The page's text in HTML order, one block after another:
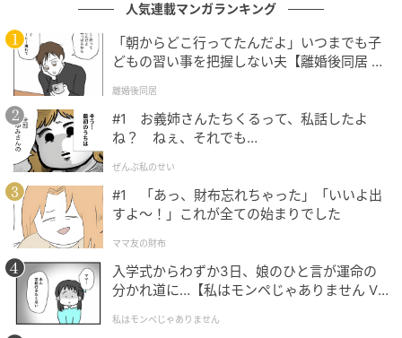
を最後まで全力で目に焼き付けたいですね。
一旦はフリーとしての活動になりますが、SNSでの発
信やこれからの出演情報など、彼の「第二章」から目
が離せません。新天地でさらに輝く姿を、みんなでワ
クワクしながら追いかけていきましょう。
※記事は執筆時点の情報です
次の記事
#1 子どもの実名と顔を晒すママ、大丈夫か
な？なんて心配していたら。
人気連載マンガランキング
「朝からどこ行ってたんだよ」いつまでも子
どもの習い事を把握しない夫【離婚後同居 Vo
離婚後同居
#1 お義姉さんたちくるって、私話したよ
ね？ ねぇ、それでも…
ぜんぶ私のせい
#1 「あっ、財布忘れちゃった」「いいよ出
すよ〜！」これが全ての始まりでした
ママ友の財布
入学式からわずか3日、娘のひと言が運命の
分かれ道に…【私はモンペじゃありません Vo
私はモンペじゃありません